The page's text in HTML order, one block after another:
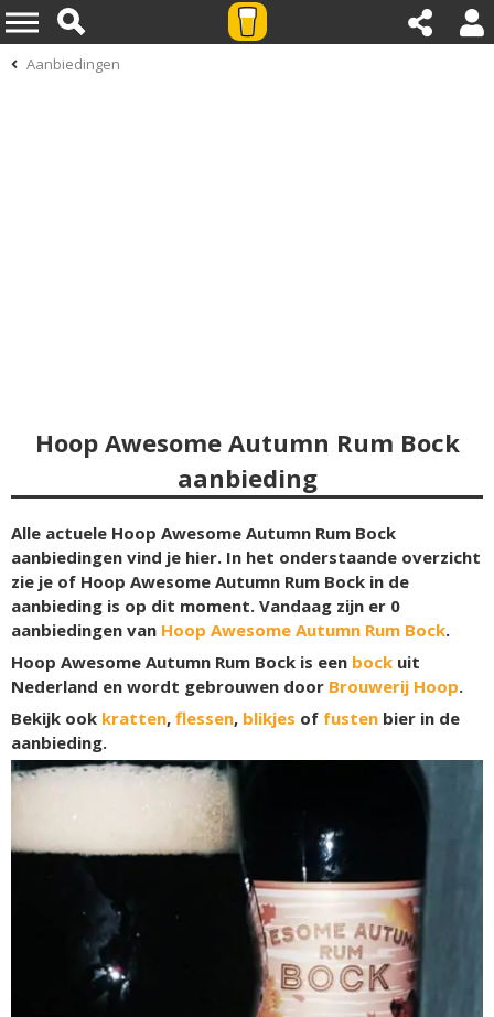
Aanbiedingen
Hoop Awesome Autumn Rum Bock
aanbieding
Alle actuele Hoop Awesome Autumn Rum Bock
aanbiedingen vind je hier. In het onderstaande overzicht
zie je of Hoop Awesome Autumn Rum Bock in de
aanbieding is op dit moment. Vandaag zijn er 0
aanbiedingen van Hoop Awesome Autumn Rum Bock.
Hoop Awesome Autumn Rum Bock is een bock uit
Nederland en wordt gebrouwen door Brouwerij Hoop.
Bekijk ook kratten, flessen, blikjes of fusten bier in de
aanbieding.